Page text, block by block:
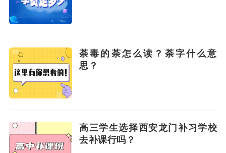
荼毒的荼怎么读？荼字什么意
思？
高三学生选择西安龙门补习学校
去补课行吗？